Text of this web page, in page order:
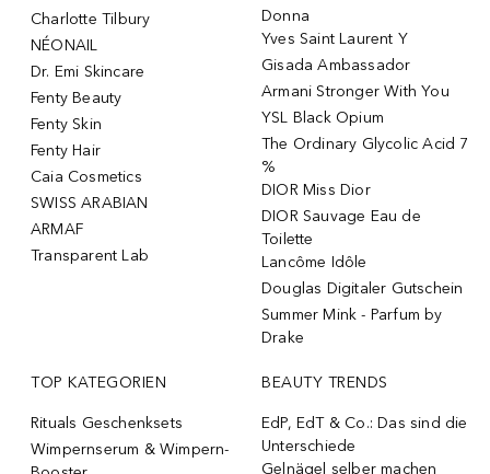
Charlotte Tilbury
NÉONAIL
Dr. Emi Skincare
Fenty Beauty
Fenty Skin
Fenty Hair
Caia Cosmetics
SWISS ARABIAN
ARMAF
Transparent Lab
Donna
Yves Saint Laurent Y
Gisada Ambassador
Armani Stronger With You
YSL Black Opium
The Ordinary Glycolic Acid 7
%
DIOR Miss Dior
DIOR Sauvage Eau de
Toilette
Lancôme Idôle
Douglas Digitaler Gutschein
Summer Mink - Parfum by
Drake
TOP KATEGORIEN
Rituals Geschenksets
Wimpernserum & Wimpern-
BEAUTY TRENDS
EdP, EdT & Co.: Das sind die
Unterschiede
Gelnägel selber machen